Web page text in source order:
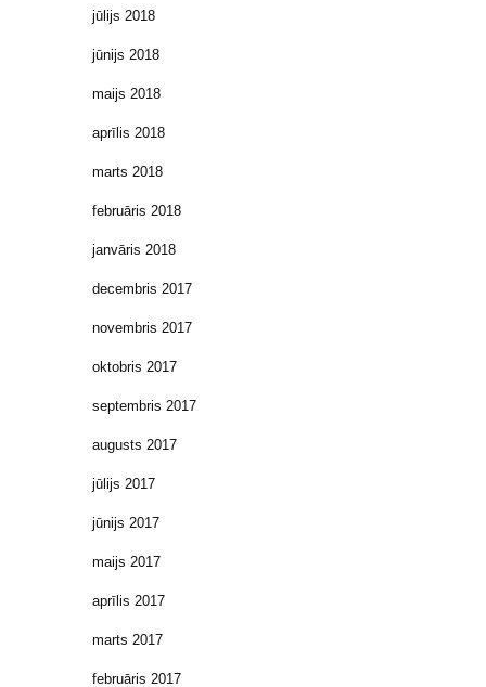
jūlijs 2018
jūnijs 2018
maijs 2018
aprīlis 2018
marts 2018
februāris 2018
janvāris 2018
decembris 2017
novembris 2017
oktobris 2017
septembris 2017
augusts 2017
jūlijs 2017
jūnijs 2017
maijs 2017
aprīlis 2017
marts 2017
februāris 2017